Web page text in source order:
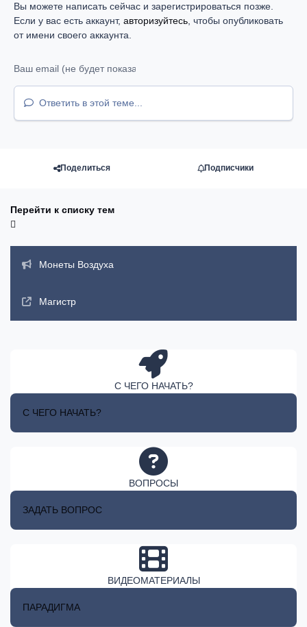
Вы можете написать сейчас и зарегистрироваться позже.
Если у вас есть аккаунт, авторизуйтесь, чтобы опубликовать
от имени своего аккаунта.
Ответить в этой теме...
Поделиться Подписчики
Перейти к списку тем
Монеты Воздуха
Магистр
С ЧЕГО НАЧАТЬ?
С ЧЕГО НАЧАТЬ?
ВОПРОСЫ
ЗАДАТЬ ВОПРОС
ВИДЕОМАТЕРИАЛЫ
ПАРАДИГМА